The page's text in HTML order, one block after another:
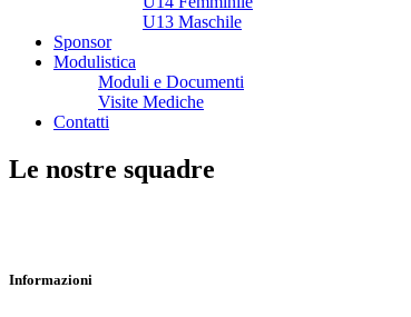
U13 Maschile
Sponsor
Modulistica
Moduli e Documenti
Visite Mediche
Contatti
Le nostre squadre
Informazioni